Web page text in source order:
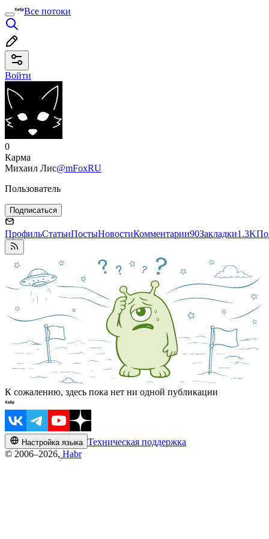
Все потоки
Войти
0
Карма
Михаил Лис@mFoxRU
Пользователь
Подписаться
ПрофильСтатьиПостыНовостиКомментарии90Закладки1.3K
К сожалению, здесь пока нет ни одной публикации
Настройка языка Техническая поддержка
© 2006–2026, Habr